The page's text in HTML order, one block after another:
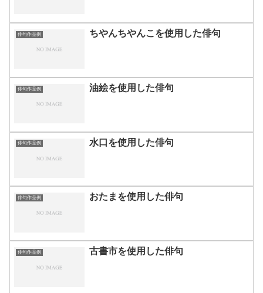
俳句作品例 ちやんちやんこを使用した俳句
俳句作品例 油絵を使用した俳句
俳句作品例 水口を使用した俳句
俳句作品例 おたまを使用した俳句
俳句作品例 古書市を使用した俳句